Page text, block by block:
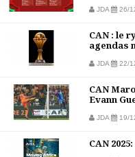
JDA 26/
CAN : le
agendas
JDA 22/
CAN
Evann
JDA 19/
CAN